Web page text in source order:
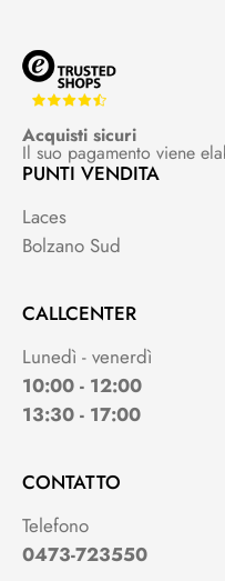
Acquisti sicuri
Il suo pagamento viene
PUNTI VENDITA
Laces
Bolzano Sud
CALLCENTER
Lunedì - venerdì
10:00 - 12:00
13:30 - 17:00
CONTATTO
Telefono
0473-723550